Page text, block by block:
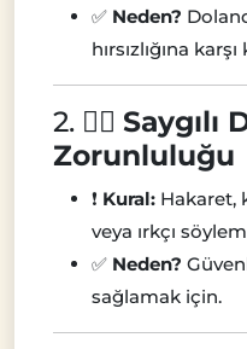
✅ Neden?
hırsızlığına
2. 🧑‍⚖️ Saygılı
Zorunluluğu
❗ Kural: Hakaret,
veya ırkçı
✅ Neden?
sağlamak için.